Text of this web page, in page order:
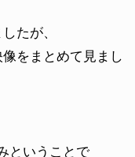
たが、
をまとめて見まし
ということで